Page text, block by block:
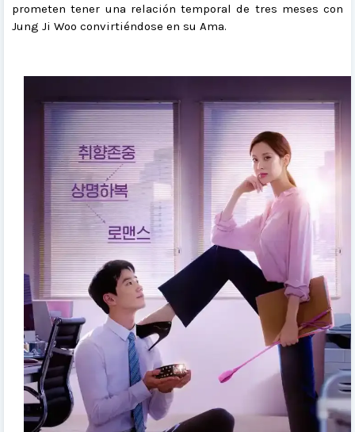
prometen tener una relación temporal de tres meses con
Jung Ji Woo convirtiéndose en su Ama.